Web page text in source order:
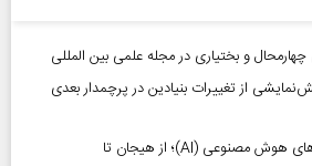
و بختیاری در مجله علمی بین المللی
اولترا؛ پیش‌نمایشی از تغییرات بنیادین در پرچمدار بعدی
رشد خیره‌کننده بازار توکن‌های هوش مصنوعی (AI)؛ از هیجان تا